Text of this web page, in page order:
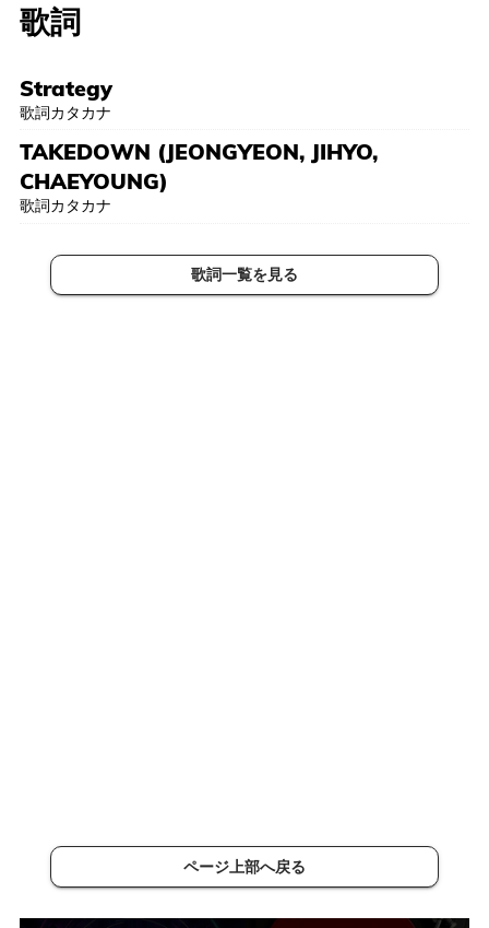
歌詞
Strategy
歌詞カタカナ
TAKEDOWN (JEONGYEON, JIHYO,
CHAEYOUNG)
歌詞カタカナ
歌詞一覧を見る
ページ上部へ戻る